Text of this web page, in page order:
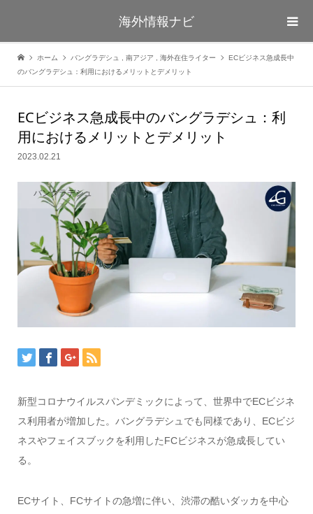
海外情報ナビ
ホーム バングラデシュ 南アジア 海外在住ライター
ECビジネス急成長中
のバングラデシュ：利用におけるメリットとデメリット
ECビジネス急成長中のバングラデシュ：利
用におけるメリットとデメリット
2023.02.21
バングラデシュ
新型コロナウイルスパンデミックによって、世界中でECビジネ
ス利用者が増加した。バングラデシュでも同様であり、ECビジ
ネスやフェイスブックを利用したFCビジネスが急成長してい
る。
ECサイト、FCサイトの急増に伴い、渋滞の酷いダッカを中心